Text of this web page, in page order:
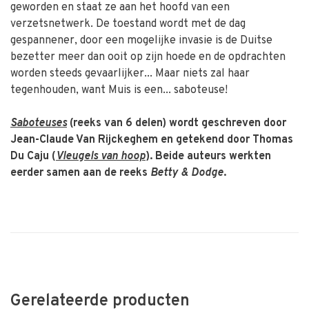
geworden en staat ze aan het hoofd van een
verzetsnetwerk. De toestand wordt met de dag
gespannener, door een mogelijke invasie is de Duitse
bezetter meer dan ooit op zijn hoede en de opdrachten
worden steeds gevaarlijker... Maar niets zal haar
tegenhouden, want Muis is een... saboteuse!
Saboteuses(reeks van 6 delen) wordt geschreven door
Jean-Claude Van Rijckeghem en getekend door Thomas
Du Caju (Vleugels van hoop). Beide auteurs werkten
eerder samen aan de reeks Betty & Dodge.
Gerelateerde producten